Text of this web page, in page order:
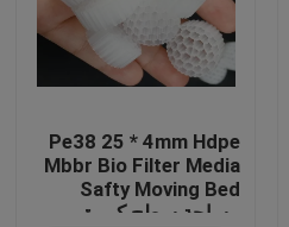
Pe38 25 * 4mm Hdpe
Mbbr Bio Filter Media
Safty Moving Bed
مساحة سطح كبيرة